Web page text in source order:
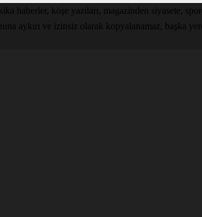
haberler, köşe yazıları, magazinden siyasete,
aykırı ve izinsiz olarak kopyalanamaz, başka